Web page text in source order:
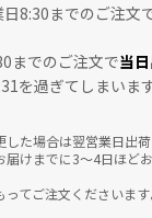
8:30までのご注文
までのご注文で当
を過ぎてしまいま
た場合は翌営業日出荷
けまでに3〜4日ほど
てご注文くださいま